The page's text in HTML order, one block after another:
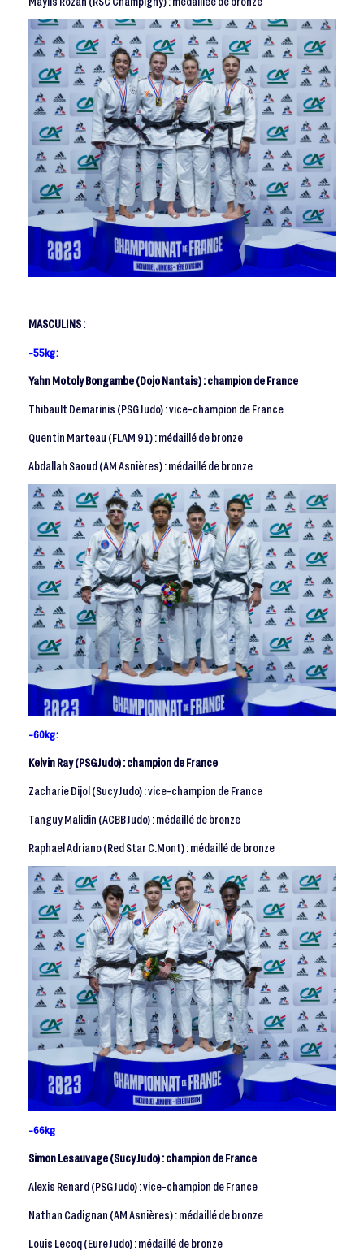
MASCULINS :
-55kg :
Yahn Motoly Bongambe (Dojo Nantais) : champion de France
Thibault Demarinis (PSG Judo) : vice-champion de France
Quentin Marteau (FLAM 91) : médaillé de bronze
Abdallah Saoud (AM Asnières) : médaillé de bronze
-60kg :
Kelvin Ray (PSG Judo) : champion de France
Zacharie Dijol (Sucy Judo) : vice-champion de France
Tanguy Malidin (ACBB Judo) : médaillé de bronze
Raphael Adriano (Red Star C.Mont) : médaillé de bronze
-66kg
Simon Lesauvage (Sucy Judo) : champion de France
Alexis Renard (PSG Judo) : vice-champion de France
Nathan Cadignan (AM Asnières) : médaillé de bronze
Louis Lecoq (Eure Judo) : médaillé de bronze